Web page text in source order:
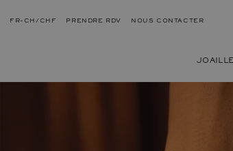
FR-CH/CHF PRENDRE RDV NOUS CONTACTER